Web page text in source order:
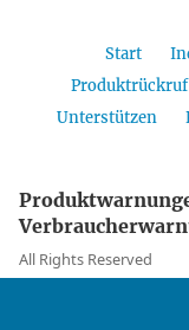
Start
Unterstützen
All Rights Reserved